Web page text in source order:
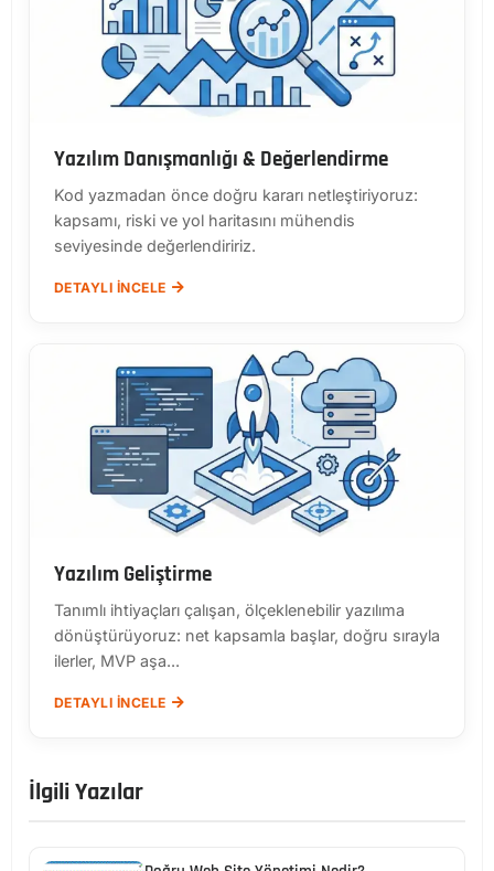
Yazılım Danışmanlığı & Değerlendirme
Kod yazmadan önce doğru kararı netleştiriyoruz:
kapsamı, riski ve yol haritasını mühendis
seviyesinde değerlendiririz.
DETAYLI İNCELE
Yazılım Geliştirme
Tanımlı ihtiyaçları çalışan, ölçeklenebilir yazılıma
dönüştürüyoruz: net kapsamla başlar, doğru sırayla
ilerler, MVP aşa...
DETAYLI İNCELE
İlgili Yazılar